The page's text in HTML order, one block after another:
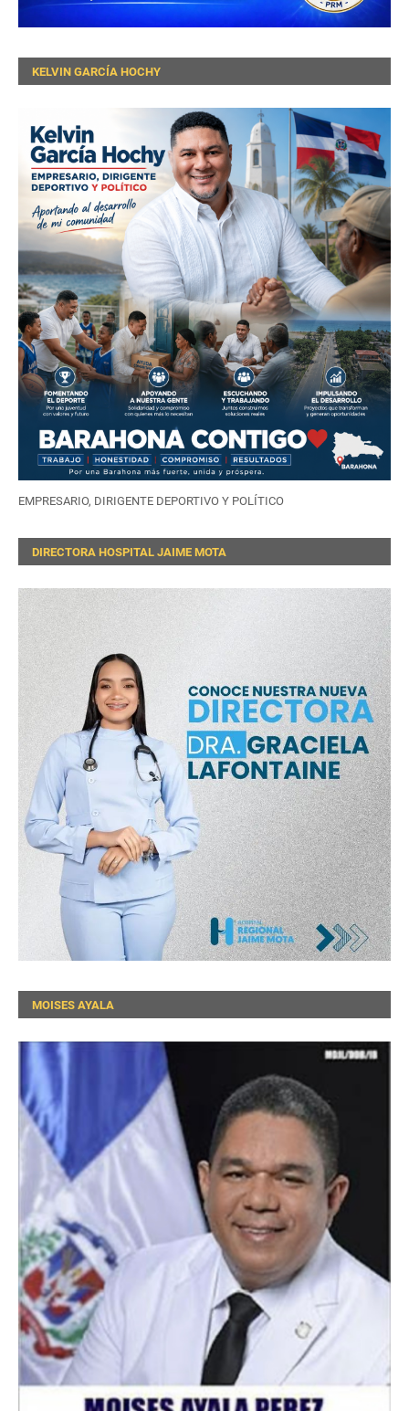
KELVIN GARCÍA HOCHY
EMPRESARIO, DIRIGENTE DEPORTIVO Y POLÍTICO
DIRECTORA HOSPITAL JAIME MOTA
MOISES AYALA